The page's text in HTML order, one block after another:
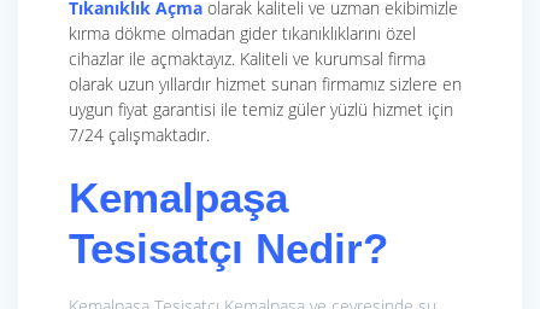
Tıkanıklık Açma olarak kaliteli ve uzman ekibimizle
kırma dökme olmadan gider tıkanıklıklarını özel
cihazlar ile açmaktayız. Kaliteli ve kurumsal firma
olarak uzun yıllardır hizmet sunan firmamız sizlere en
uygun fiyat garantisi ile temiz güler yüzlü hizmet için
7/24 çalışmaktadır.
Kemalpaşa
Tesisatçı Nedir?